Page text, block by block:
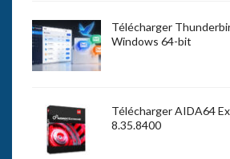
Télécharger
Windows 64-bit
Télécharger AIDA64
8.35.8400